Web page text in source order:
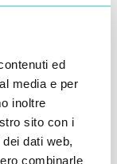
ed
media e per
inoltre
sito con i
dati web,
combinarle